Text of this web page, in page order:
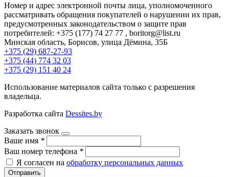
Номер и адрес электронной почты лица, уполномоченного
рассматривать обращения покупателей о нарушении их прав,
предусмотренных законодательством о защите прав
потребителей: +375 (177) 74 27 77 , boritorg@list.ru
Минская область, Борисов, улица Дёмина, 35Б
+375 (29) 687-27-93
+375 (44) 774 32 03
+375 (29) 151 40 24
Использование материалов сайта только с разрешения
владельца.
Разработка сайта Dessites.by
Заказать звонок
Ваше имя *
Ваш номер телефона *
Я согласен на обработку персональных данных
Отправить